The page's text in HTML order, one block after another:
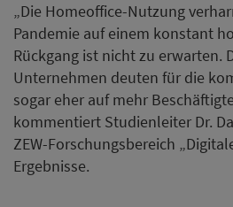
„Die Homeoffice-Nutzung
Pandemie auf einem konstant
Rückgang ist nicht zu erwarten.
Unternehmen deuten für die
sogar eher auf mehr
kommentiert Studienleiter Dr.
ZEW-Forschungsbereich
Ergebnisse.